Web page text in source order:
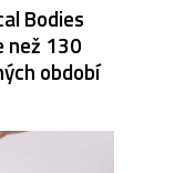
Bodies
než 130
období